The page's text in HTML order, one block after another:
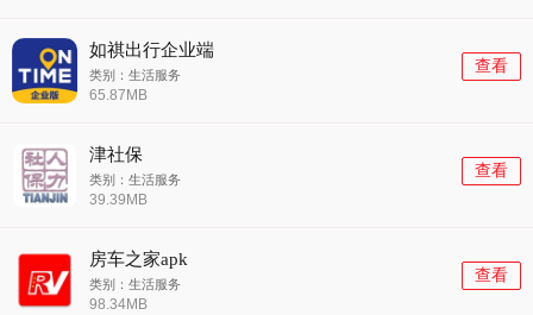
如祺出行企业端
类别：生活服务
65.87MB
查看
津社保
类别：生活服务
39.39MB
查看
房车之家apk
类别：生活服务
98.34MB
查看